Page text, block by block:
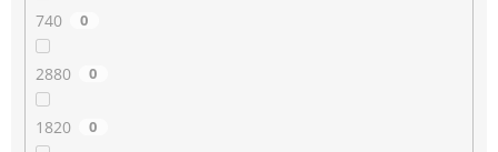
740 0
2880 0
1820 0